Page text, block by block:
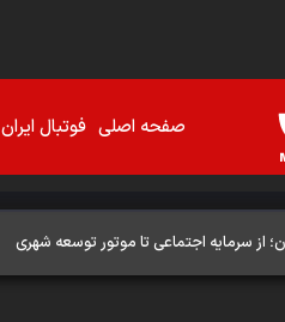
صفحه اصلی فوتبال ایران
از سرمایه اجتماعی تا موتور توسعه شهری